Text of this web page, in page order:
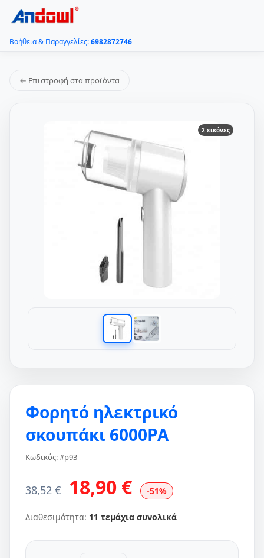
Βοήθεια & Παραγγελίες:6982872746
← Επιστροφή στα προϊόντα
2 εικόνες
Φορητό ηλεκτρικό
σκουπάκι 6000PA
Κωδικός: #p93
38,52 € 18,90 € -51%
Διαθεσιμότητα: 11 τεμάχια συνολικά